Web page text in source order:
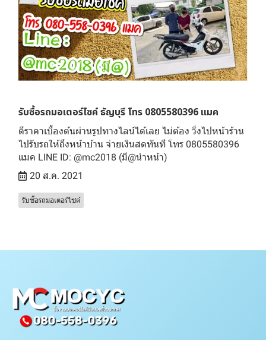
รับซื้อรถมอเตอร์ไซค์ ธัญบุรี โทร 0805580396 แมค
ตีราคาเบื้องต้นผ่านรูปทางไลน์ได้เลย ไม่ต้อง วิ่งไปหน้าร้าน
ไปรับรถให้ถึงหน้าบ้าน จ่ายเงินสดทันที โทร 0805580396
แมค LINE ID: @mc2018 (มี@นำหน้า)
20 ส.ค. 2021
รับซื้อรถมอเตอร์ไซค์